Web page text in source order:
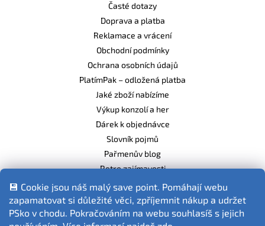
💾 Cookie jsou náš malý save point. Pomáhají webu
zapamatovat si důležité věci, zpříjemnit nákup a udržet
PSko v chodu. Pokračováním na webu souhlasíš s jejich
Časté dotazy
Doprava a platba
Reklamace a vrácení
Obchodní podmínky
Ochrana osobních údajů
PlatímPak – odložená platba
Jaké zboží nabízíme
Výkup konzolí a her
Dárek k objednávce
Slovník pojmů
Pařmenův blog
Retro zajímavosti
Balíme ekologicky